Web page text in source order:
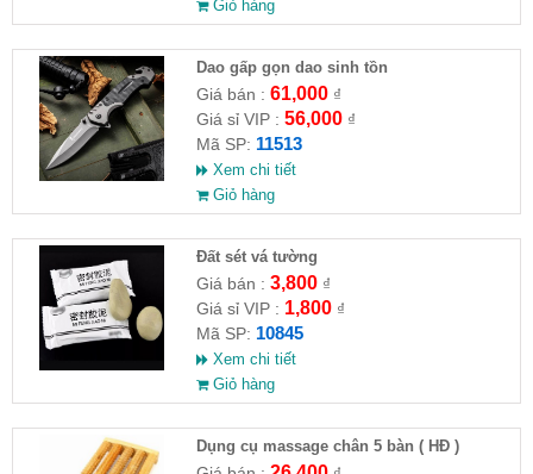
Giỏ hàng
Dao gấp gọn dao sinh tồn
Giá bán : 61,000₫
Giá sỉ VIP : 56,000₫
Mã SP: 11513
Xem chi tiết
Giỏ hàng
Đất sét vá tường
Giá bán : 3,800₫
Giá sỉ VIP : 1,800₫
Mã SP: 10845
Xem chi tiết
Giỏ hàng
Dụng cụ massage chân 5 bàn ( HĐ )